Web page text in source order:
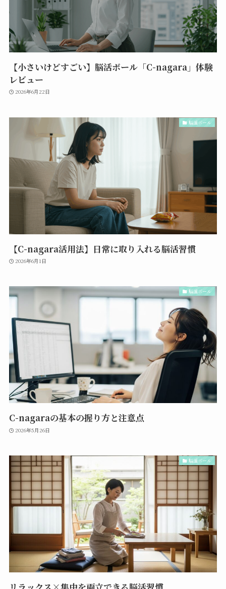
【小さいけどすごい】脳活ボール「C-nagara」体験
レビュー
2026年6月22日
脳活ボール
【C-nagara活用法】日常に取り入れる脳活習慣
2026年6月1日
脳活ボール
C-nagaraの基本の握り方と注意点
2026年5月26日
脳活ボール